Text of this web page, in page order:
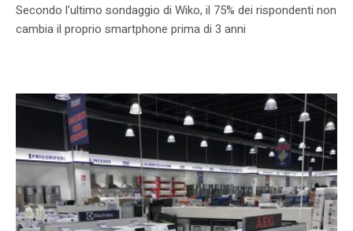
Secondo l’ultimo sondaggio di Wiko, il 75% dei rispondenti non
cambia il proprio smartphone prima di 3 anni